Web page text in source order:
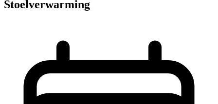
Stoelverwarming